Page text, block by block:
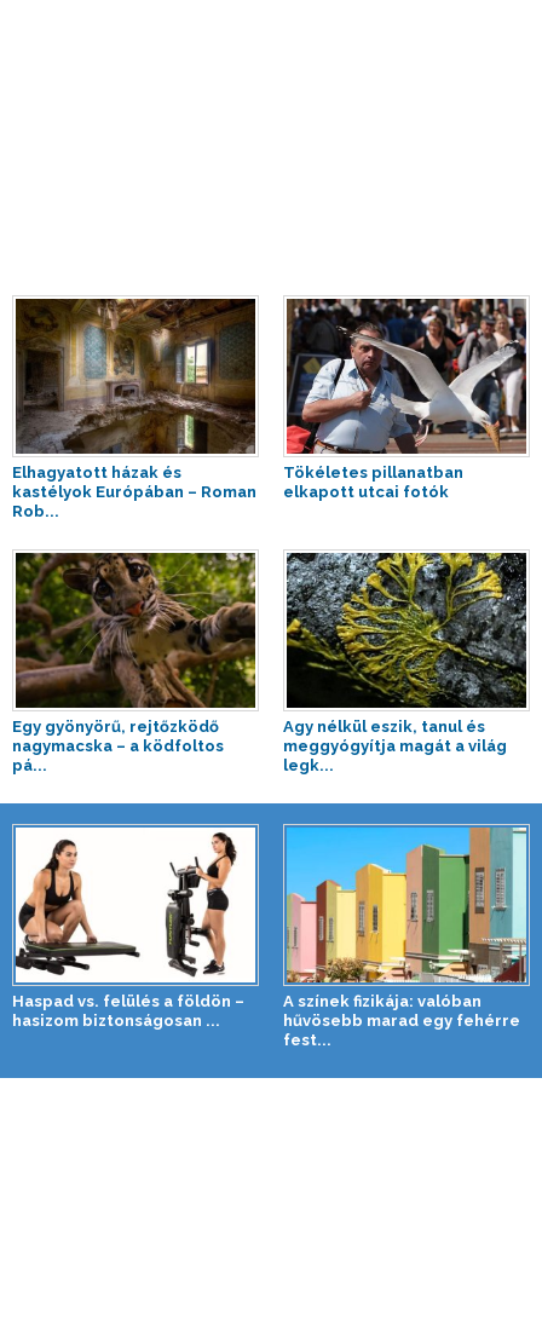
Elhagyatott házak és
kastélyok Európában – Roman
Rob...
Tökéletes pillanatban
elkapott utcai fotók
Egy gyönyörű, rejtőzködő
nagymacska – a ködfoltos
pá...
Agy nélkül eszik, tanul és
meggyógyítja magát a világ
legk...
Haspad vs. felülés a földön –
hasizom biztonságosan ...
A színek fizikája: valóban
hűvösebb marad egy fehérre
fest...